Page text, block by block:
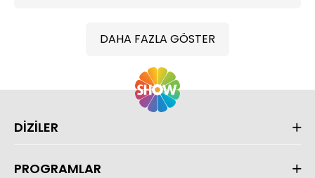
DAHA FAZLA GÖSTER
DİZİLER
PROGRAMLAR